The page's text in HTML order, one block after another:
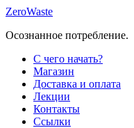
Skip
content
ZeroWaste
Осознанное потребление.
С чего начать?
Магазин
Доставка и оплата
Лекции
Контакты
Ссылки